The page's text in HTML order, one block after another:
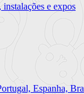
e expos
Espanha, Bra